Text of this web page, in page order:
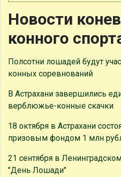
Новости
конного
Полсотни лошадей будут
конных соревнований
В Астрахани завершились
верблюжье-конные скачки
18 октября в Астрахани
призовым фондом 1 млн
21 сентября в
"День Лошади"